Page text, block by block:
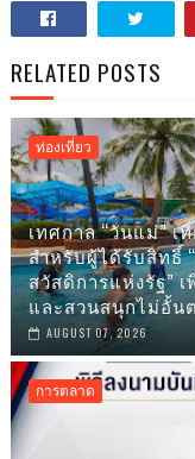
RELATED POSTS
ท่องเที่ยว
เทศกาล “วันแม่” เ
สำหรับผู้ได้รับสิทธิ์
สวัสดิการแห่งรัฐ”
และสวนสนุกไม่อั้น
AUGUST 07, 2026
การตลาด